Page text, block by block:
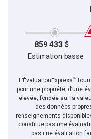
859 433 $
Estimation basse
L'ÉvaluationExpressMC
pour une propriété, d’une
élevée, fondée sur la
des données
renseignements
constitue pas une
pas une évaluation